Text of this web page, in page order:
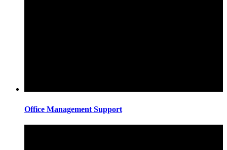
Office Management Support